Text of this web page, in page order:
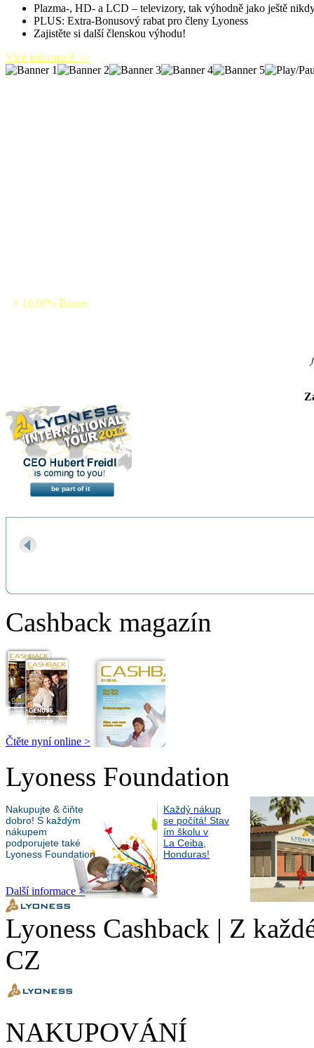
Plazma-, HD- a LCD – televizory, tak výhodně jako ještě
PLUS: Extra-Bonusový rabat pro členy Lyoness
Zajistěte si další členskou výhodu!
Více informací! >>
+ 10,00% Bonus
be part of it
Cashback magazín
Čtěte nyní online >
Lyoness Foundation
Nakupujte & čiňte
dobro! S každým
nákupem
podporujete také
Lyoness Foundation
Další informace >
Každý nákup
se počítá! Stav
ím školu v
La Ceiba,
Honduras!
Lyoness Cashback | Z
CZ
NAKUPOVÁNÍ